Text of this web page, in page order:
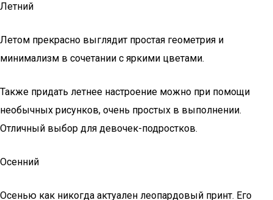
Летний
Летом прекрасно выглядит простая геометрия и
минимализм в сочетании с яркими цветами.
Также придать летнее настроение можно при помощи
необычных рисунков, очень простых в выполнении.
Отличный выбор для девочек-подростков.
Осенний
Осенью как никогда актуален леопардовый принт. Его